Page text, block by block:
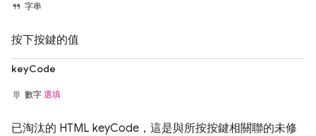
字串
按下按鍵的值
keyCode
數字 選填
已淘汰的 HTML keyCode，這是與所按按鍵相關聯的未修